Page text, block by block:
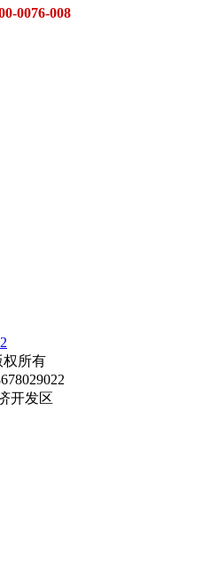
0076-008
所有
开发区